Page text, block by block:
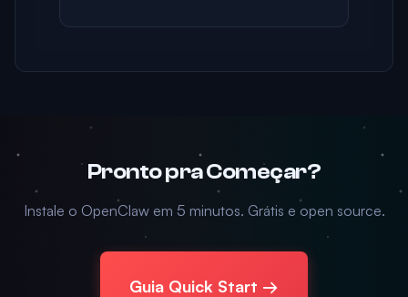
Pronto pra Começar?
Instale o OpenClaw em 5 minutos. Grátis e open source.
Guia Quick Start →